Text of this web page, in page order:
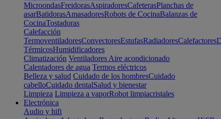
MicroondasFreidorasAspiradoresCafeterasPlanchas de
asarBatidorasAmasadoresRobots de CocinaBalanzas de
CocinaTostadoras
Calefacción
TermoventiladoresConvectoresEstufasRadiadoresCalefactores
TérmicosHumidificadores
Climatización Ventiladores Aire acondicionado
Calentadores de agua Termos eléctricos
Belleza y salud Cuidado de los hombresCuidado
cabelloCuidado dentalSalud y bienestar
Limpieza Limpieza a vaporRobot limpiacristales
Electrónica
Audio y hifi